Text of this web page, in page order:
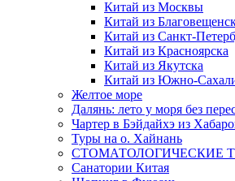
Китай из Москвы
Китай из
Китай из Санкт-
Китай из Красноярска
Китай из Якутска
Китай из Южно-
Желтое море
Далянь: лето у моря без
Чартер в Бэйдайхэ из
Туры на о. Хайнань
СТОМАТОЛОГИЧЕСКИЕ
Санатории Китая